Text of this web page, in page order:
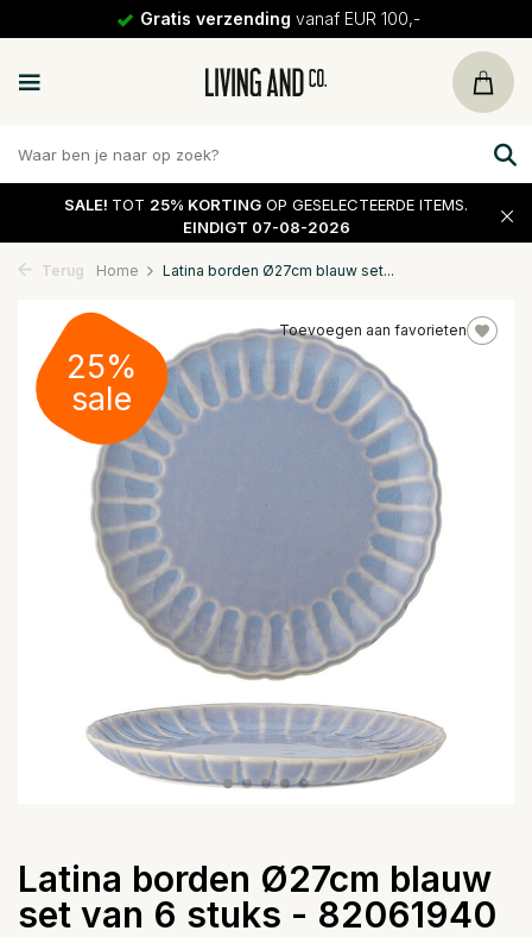
Gratis verzending vanaf EUR 100,-
SALE! TOT 25% KORTING OP GESELECTEERDE ITEMS.
EINDIGT 07-08-2026
Terug Home Latina borden Ø27cm blauw set...
Toevoegen aan favorieten
25%
sale
Latina borden Ø27cm blauw
set van 6 stuks - 82061940